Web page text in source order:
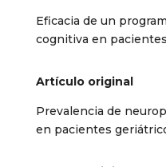
Eficacia de un
cognitiva en
Artículo original
Prevalencia de
en pacientes